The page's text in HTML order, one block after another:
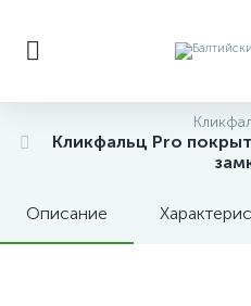
Кликфальц Pro
Описание